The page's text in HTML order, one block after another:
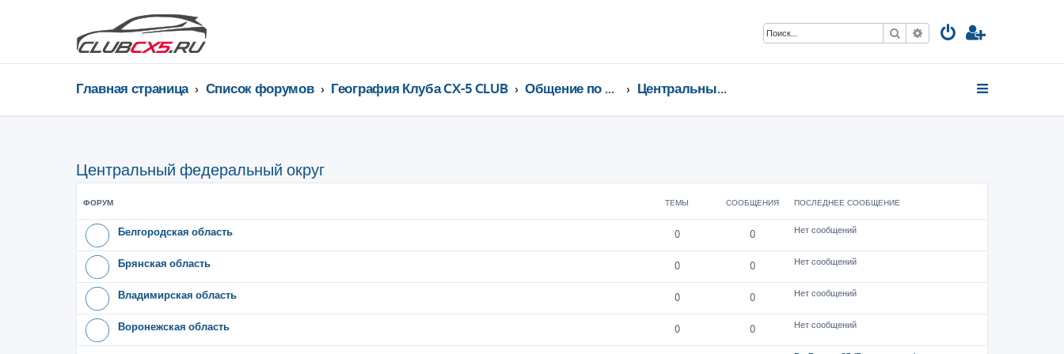
Поиск Расширенный поиск
Главная страница Список форумов География Клуба CX-5 CLUB Общение по регионам Центральный федеральный округ
Центральный федеральный округ
ФОРУМ ТЕМЫ СООБЩЕНИЯ ПОСЛЕДНЕЕ СООБЩЕНИЕ
Белгородская область 0 0 Нет сообщений
Брянская область 0 0 Нет сообщений
Владимирская область 0 0 Нет сообщений
Воронежская область 0 0 Нет сообщений